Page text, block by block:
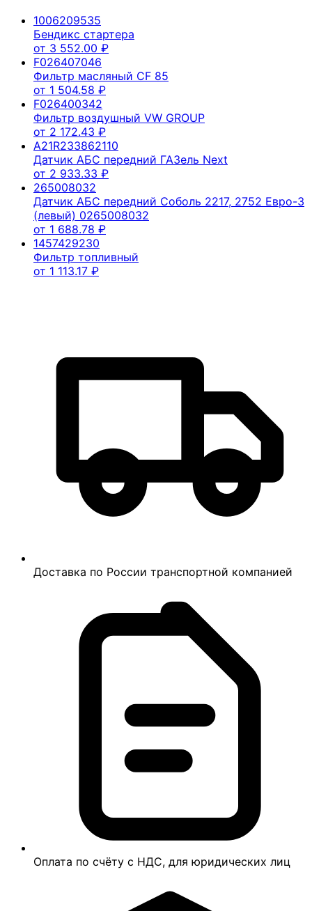
1006209535
Бендикс стартера
от 3 552.00 ₽
F026407046
Фильтр масляный CF 85
от 1 504.58 ₽
F026400342
Фильтр воздушный VW GROUP
от 2 172.43 ₽
A21R233862110
Датчик АБС передний ГАЗель Next
от 2 933.33 ₽
265008032
Датчик АБС передний Соболь 2217, 2752 Евро-3
(левый) 0265008032
от 1 688.78 ₽
1457429230
Фильтр топливный
от 1 113.17 ₽
Доставка по России транспортной компанией
Оплата по счёту с НДС, для юридических лиц